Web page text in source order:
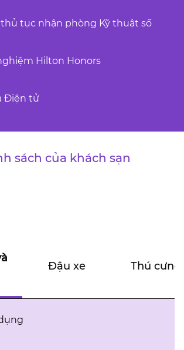
thủ tục nhận phòng Kỹ thuật số
Hilton Honors
Điện tử
sách của khách sạn
Đậu xe Thú cưng